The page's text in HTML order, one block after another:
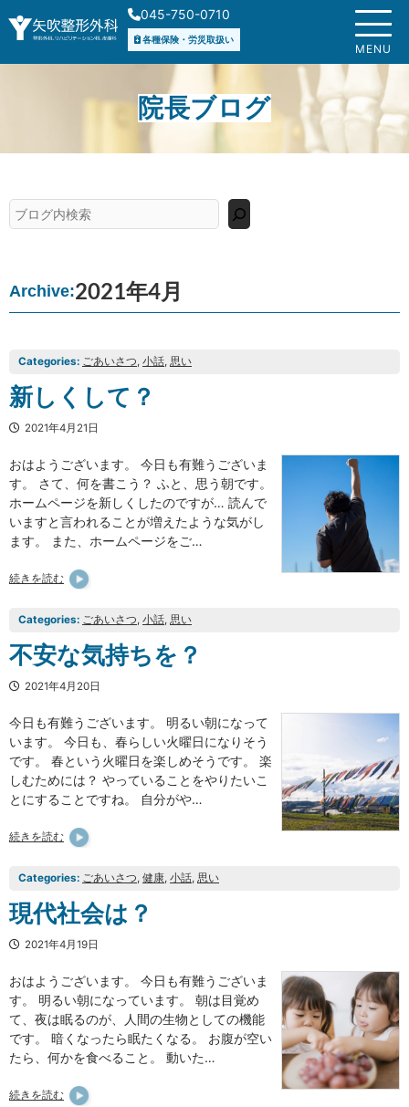
容
ス
045-750-0710
各種保険・労災取扱い
MENU
院長ブログ
検
索
Archive:2021年4月
Categories: ごあいさつ, 小話, 思い
新しくして？
2021年4月21日
おはようございます。 今日も有難うございま
す。 さて、何を書こう？ ふと、思う朝です。
ホームページを新しくしたのですが… 読んで
いますと言われることが増えたような気がし
ます。 また、ホームページをご…
続きを読む
Categories: ごあいさつ, 小話, 思い
不安な気持ちを？
2021年4月20日
今日も有難うございます。 明るい朝になって
います。 今日も、春らしい火曜日になりそう
です。 春という火曜日を楽しめそうです。 楽
しむためには？ やっていることをやりたいこ
とにすることですね。 自分がや…
続きを読む
Categories: ごあいさつ, 健康, 小話, 思い
現代社会は？
2021年4月19日
おはようございます。 今日も有難うございま
す。 明るい朝になっています。 朝は目覚め
て、夜は眠るのが、人間の生物としての機能
です。 暗くなったら眠たくなる。 お腹が空い
たら、何かを食べること。 動いた…
続きを読む